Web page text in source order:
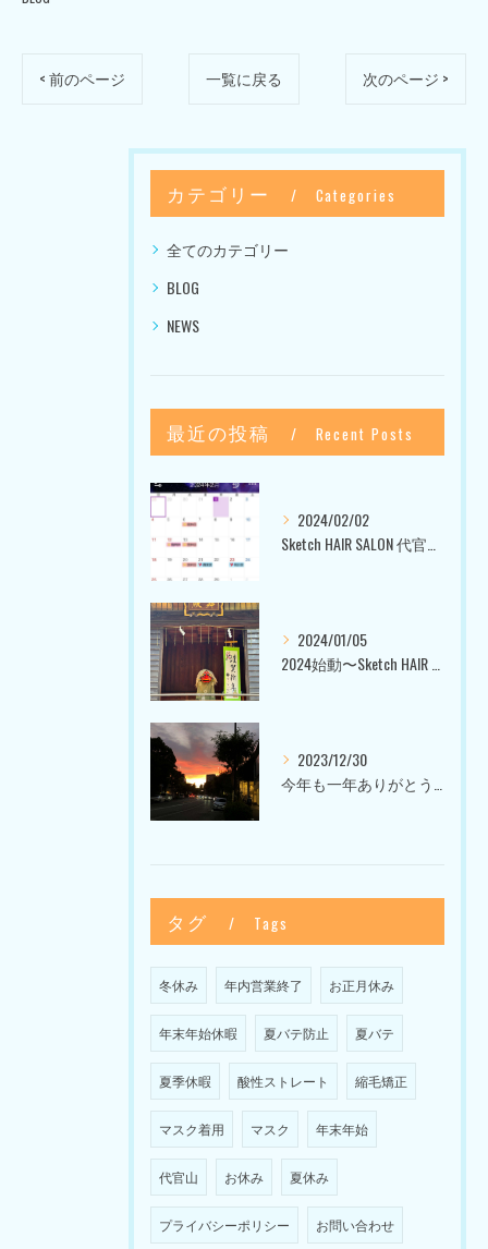
< 前のページ 一覧に戻る 次のページ >
カテゴリー Categories
全てのカテゴリー
BLOG
NEWS
最近の投稿 Recent Posts
2024/02/02
2024/01/05
2023/12/30
タグ Tags
冬休み 年内営業終了 お正月休み
年末年始休暇 夏バテ防止 夏バテ
夏季休暇 酸性ストレート 縮毛矯正
マスク着用 マスク 年末年始
代官山 お休み 夏休み
プライバシーポリシー お問い合わせ